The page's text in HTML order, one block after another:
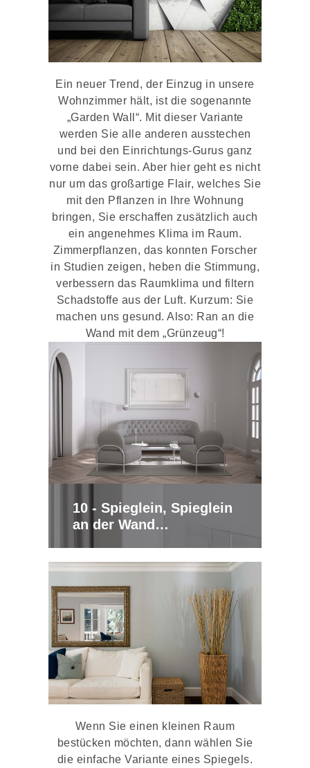
Ein neuer Trend, der Einzug in unsere
Wohnzimmer hält, ist die sogenannte
„Garden Wall“. Mit dieser Variante
werden Sie alle anderen ausstechen
und bei den Einrichtungs-Gurus ganz
vorne dabei sein. Aber hier geht es nicht
nur um das großartige Flair, welches Sie
mit den Pflanzen in Ihre Wohnung
bringen, Sie erschaffen zusätzlich auch
ein angenehmes Klima im Raum.
Zimmerpflanzen, das konnten Forscher
in Studien zeigen, heben die Stimmung,
verbessern das Raumklima und filtern
Schadstoffe aus der Luft. Kurzum: Sie
machen uns gesund. Also: Ran an die
Wand mit dem „Grünzeug“!
10 - Spieglein, Spieglein
an der Wand…
Wenn Sie einen kleinen Raum
bestücken möchten, dann wählen Sie
die einfache Variante eines Spiegels.